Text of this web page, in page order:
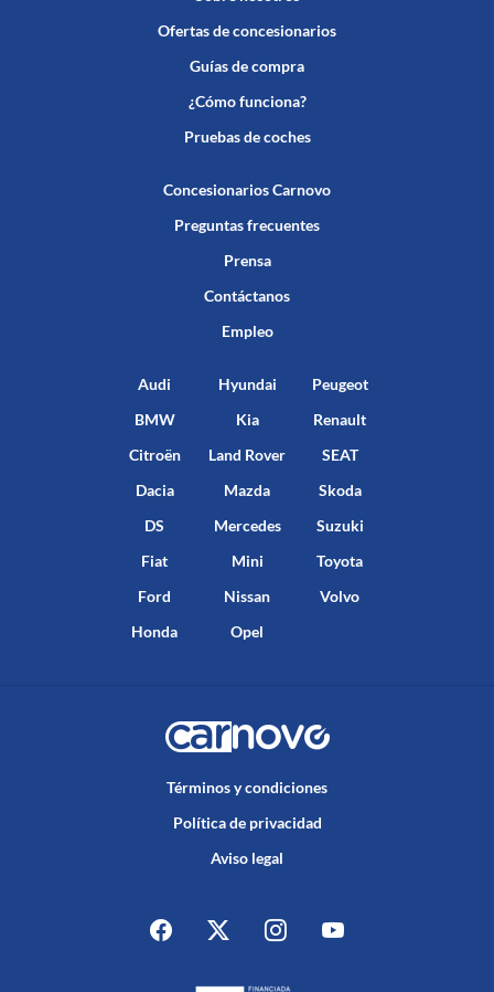
Ofertas de concesionarios
Guías de compra
¿Cómo funciona?
Pruebas de coches
Concesionarios Carnovo
Preguntas frecuentes
Prensa
Contáctanos
Empleo
Audi
BMW
Citroën
Dacia
DS
Fiat
Ford
Honda
Hyundai
Kia
Land Rover
Mazda
Mercedes
Mini
Nissan
Opel
Peugeot
Renault
SEAT
Skoda
Suzuki
Toyota
Volvo
Términos y condiciones
Política de privacidad
Aviso legal